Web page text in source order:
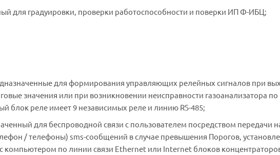
для градуировки, проверки работоспособности и поверки ИП Ф-ИБЦ;
для формирования управляющих релейных сигналов при
значения или при возникновении неисправности газоанализатора
блок реле имеет 9 независимых реле и линию RS-485;
для беспроводной связи с пользователем посредством передачи
/ телефоны) sms-сообщений в случае превышения Порогов,
с компьютером по линии связи Ethernet или Internet блоков